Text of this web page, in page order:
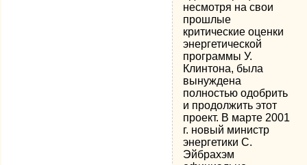
несмотря на свои
прошлые
критические оценки
энергетической
программы У.
Клинтона, была
вынуждена
полностью одобрить
и продолжить этот
проект. В марте 2001
г. новый министр
энергетики С.
Эйбрахэм